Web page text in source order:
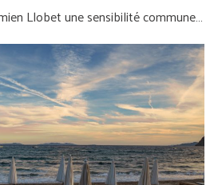
Llobet une sensibilité commune…